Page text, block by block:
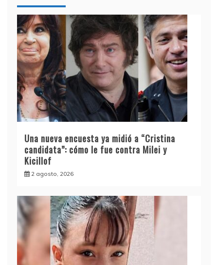
Una nueva encuesta ya midió a “Cristina
candidata”: cómo le fue contra Milei y
Kicillof
2 agosto, 2026